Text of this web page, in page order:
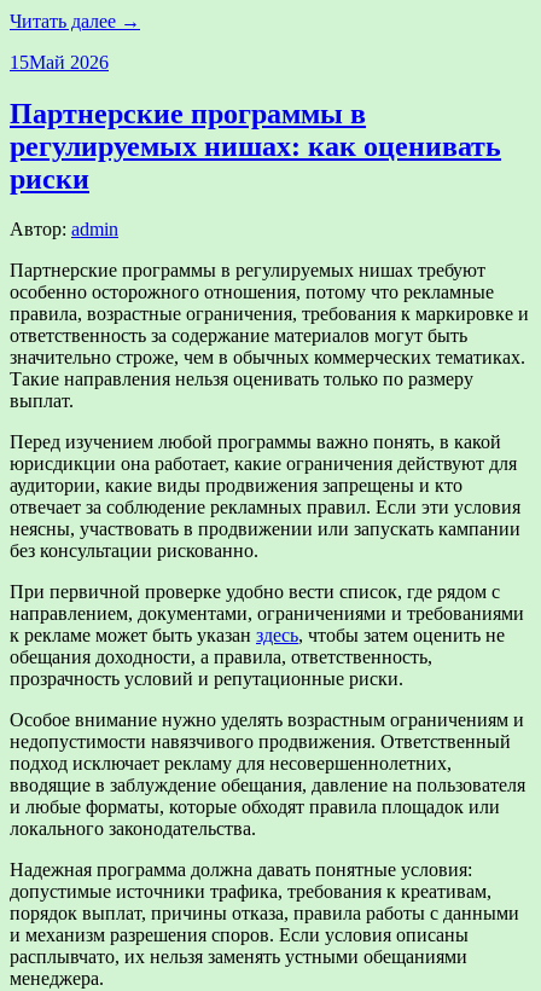
Читать далее →
15Май 2026
Партнерские программы в
регулируемых нишах: как оценивать
риски
Автор: admin
Партнерские программы в регулируемых нишах требуют
особенно осторожного отношения, потому что рекламные
правила, возрастные ограничения, требования к маркировке и
ответственность за содержание материалов могут быть
значительно строже, чем в обычных коммерческих тематиках.
Такие направления нельзя оценивать только по размеру
выплат.
Перед изучением любой программы важно понять, в какой
юрисдикции она работает, какие ограничения действуют для
аудитории, какие виды продвижения запрещены и кто
отвечает за соблюдение рекламных правил. Если эти условия
неясны, участвовать в продвижении или запускать кампании
без консультации рискованно.
При первичной проверке удобно вести список, где рядом с
направлением, документами, ограничениями и требованиями
к рекламе может быть указан здесь, чтобы затем оценить не
обещания доходности, а правила, ответственность,
прозрачность условий и репутационные риски.
Особое внимание нужно уделять возрастным ограничениям и
недопустимости навязчивого продвижения. Ответственный
подход исключает рекламу для несовершеннолетних,
вводящие в заблуждение обещания, давление на пользователя
и любые форматы, которые обходят правила площадок или
локального законодательства.
Надежная программа должна давать понятные условия:
допустимые источники трафика, требования к креативам,
порядок выплат, причины отказа, правила работы с данными
и механизм разрешения споров. Если условия описаны
расплывчато, их нельзя заменять устными обещаниями
менеджера.